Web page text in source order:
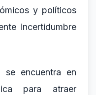
y políticos
incertidumbre
se encuentra en
para atraer